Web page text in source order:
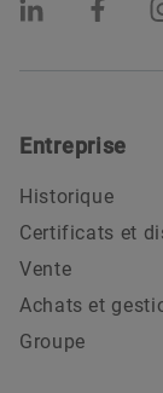
Entreprise
Historique
Certificats et
Vente
Achats et
Groupe